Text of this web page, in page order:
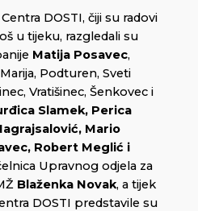
DOSTI, čiji su radovi
u tijeku, razgledali su
Matija Posavec,
Podturen, Sveti
Vratišinec, Šenkovec i
Slamek, Perica
Mario
Robert Meglić i
Upravnog odjela za
Blaženka Novak, a tijek
DOSTI predstavile su